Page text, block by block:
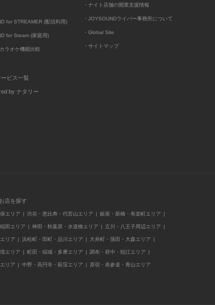
for STREAMER (配信利用)
for Steam (家庭用)
ラオケ機能比較
ビス一覧
by ナタリー
・ナイト店舗の開業支援情報
・JOYSOUNDライバー事務所について
・Global Site
・サイトマップ
店を探す
エリア 渋谷・恵比寿・代官山エリア 銀座・新橋・有楽町エリア
田エリア 神田・秋葉原・水道橋エリア 立川・八王子周辺エリア
リア 浜松町・田町・品川エリア 大井町・蒲田・大森エリア
エリア 町田・稲城・多摩エリア 調布・府中・狛江エリア
リア 中野・高円寺・荻窪エリア 原宿・表参道・青山エリア